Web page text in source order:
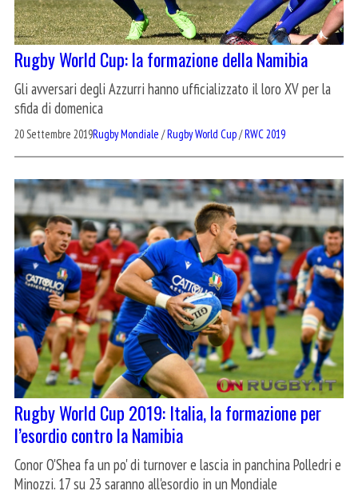
Rugby World Cup: la formazione della Namibia
Gli avversari degli Azzurri hanno ufficializzato il loro XV per la
sfida di domenica
20 Settembre 2019Rugby Mondiale /Rugby World Cup/RWC 2019
Rugby World Cup 2019: Italia, la formazione per
l’esordio contro la Namibia
Conor O'Shea fa un po' di turnover e lascia in panchina Polledri e
Minozzi. 17 su 23 saranno all'esordio in un Mondiale